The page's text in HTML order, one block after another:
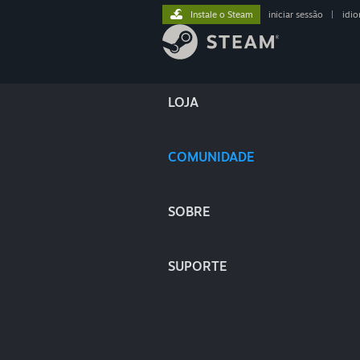
LOJA
COMUNIDADE
SOBRE
SUPORTE
Instale o Steam iniciar sessão